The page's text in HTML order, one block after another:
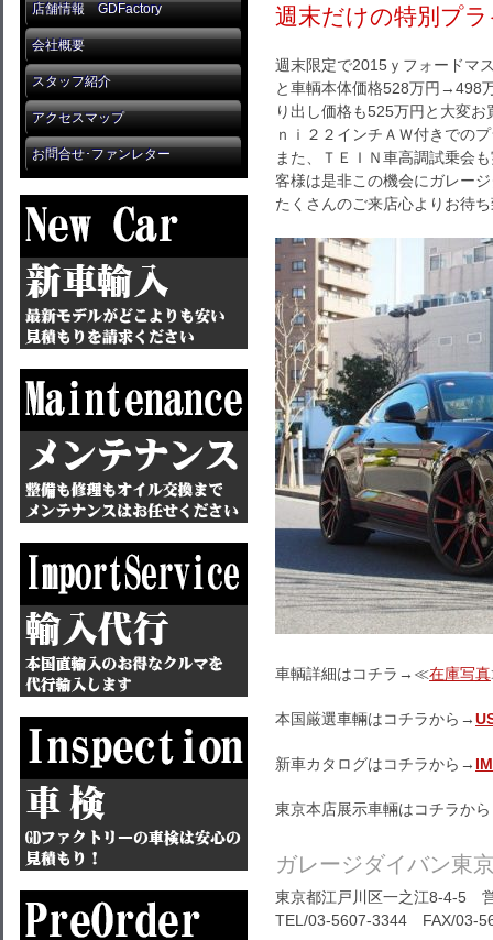
店舗情報 GDFactory
会社概要
スタッフ紹介
アクセスマップ
お問合せ･ファンレター
週末だけの特別プ
週末限定で2015ｙフォードマ
と車輌本体価格528万円→498
り出し価格も525万円と大変
ｎｉ２２インチＡＷ付きでの
また、ＴＥＩＮ車高調試乗会
客様は是非この機会にガレー
たくさんのご来店心よりお待
車輌詳細はコチラ→≪在庫写真
本国厳選車輛はコチラから→
新車カタログはコチラから→
東京本店展示車輛はコチラか
ガレージダイバン東
東京都江戸川区一之江8-4-5
TEL/03-5607-3344 FAX/03-